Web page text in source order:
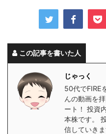
この記事を書いた人
じゃっく
50代でFIRE
んの動画を
ート！ 投資
本株です。
信していき